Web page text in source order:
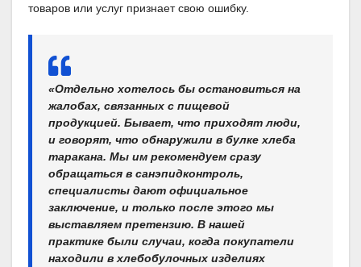
товаров или услуг признает свою ошибку.
«Отдельно хотелось бы остановиться на
жалобах, связанных с пищевой
продукцией. Бывает, что приходят люди,
и говорят, что обнаружили в булке хлеба
таракана. Мы им рекомендуем сразу
обращаться в санэпидконтроль,
специалисты дают официальное
заключение, и только после этого мы
выставляем претензию. В нашей
практике были случаи, когда покупатели
находили в хлебобулочных изделиях